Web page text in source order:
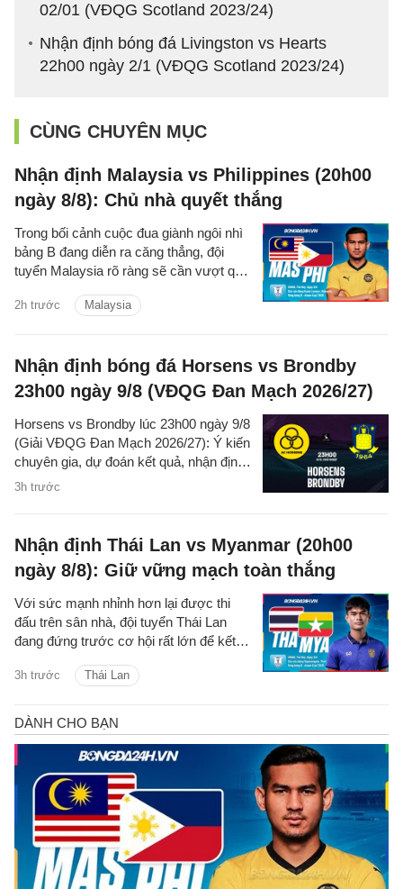
02/01 (VĐQG Scotland 2023/24)
Nhận định bóng đá Livingston vs Hearts
22h00 ngày 2/1 (VĐQG Scotland 2023/24)
CÙNG CHUYÊN MỤC
Nhận định Malaysia vs Philippines (20h00
ngày 8/8): Chủ nhà quyết thắng
2h trước Malaysia
Trong bối cảnh cuộc đua giành ngôi nhì
bảng B đang diễn ra căng thẳng, đội
tuyển Malaysia rõ ràng sẽ cần vượt qua
Nhận định bóng đá Horsens vs Brondby
23h00 ngày 9/8 (VĐQG Đan Mạch 2026/27)
3h trước
Horsens vs Brondby lúc 23h00 ngày 9/8
(Giải VĐQG Đan Mạch 2026/27): Ý kiến
chuyên gia, dự đoán kết quả, nhận định
- phân tích trận đấu, thống kê chi tiết về
Nhận định Thái Lan vs Myanmar (20h00
ngày 8/8): Giữ vững mạch toàn thắng
3h trước Thái Lan
Với sức mạnh nhỉnh hơn lại được thi
đấu trên sân nhà, đội tuyển Thái Lan
đang đứng trước cơ hội rất lớn để kết
trận toàn thắng.